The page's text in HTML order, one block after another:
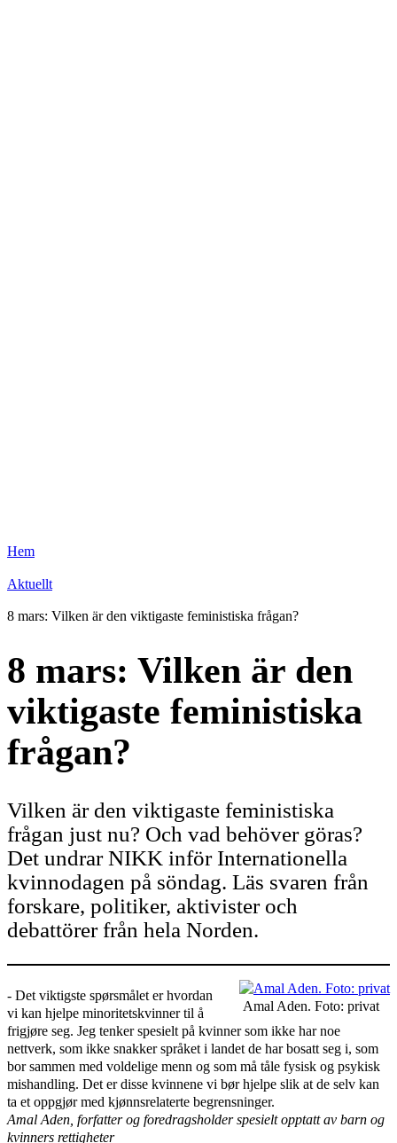
Hem
Aktuellt
8 mars: Vilken är den viktigaste feministiska frågan?
8 mars: Vilken är den
viktigaste feministiska
frågan?
Vilken är den viktigaste feministiska
frågan just nu? Och vad behöver göras?
Det undrar NIKK inför Internationella
kvinnodagen på söndag. Läs svaren från
forskare, politiker, aktivister och
debattörer från hela Norden.
Amal Aden. Foto: privat
‑ Det viktigste spørsmålet er hvordan
vi kan hjelpe minoritetskvinner til å
frigjøre seg. Jeg tenker spesielt på kvinner som ikke har noe
nettverk, som ikke snakker språket i landet de har bosatt seg i, som
bor sammen med voldelige menn og som må tåle fysisk og psykisk
mishandling. Det er disse kvinnene vi bør hjelpe slik at de selv kan
ta et oppgjør med kjønnsrelaterte begrensninger.
Amal Aden, forfatter og foredragsholder spesielt opptatt av barn og
kvinners rettigheter